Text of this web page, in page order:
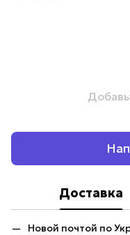
Доставка
Новой почтой по